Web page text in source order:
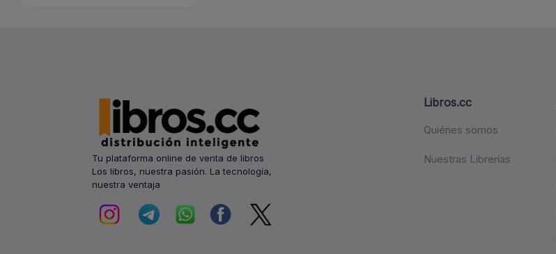
Tu plataforma online de venta de libros
Los libros, nuestra pasión. La tecnología,
nuestra ventaja
Libros.cc
Quiénes somos
Nuestras Librerías